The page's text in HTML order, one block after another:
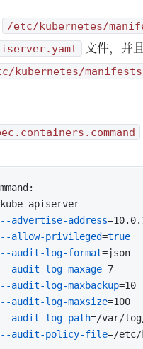
/etc/kubernetes/
文件，并
kubernetes/
apiserver
--advertise-address
--allow-privileged=true
--audit-log-format=json
--audit-log-maxage=7
--audit-log-maxbackup=10
--audit-log-maxsize=100
--audit-log-path=/var/
--audit-policy-file